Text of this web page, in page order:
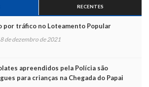
RECENTES
por tráfico no Loteamento Popular
de dezembro de 2021
apreendidos pela Polícia são
para crianças na Chegada do Papai